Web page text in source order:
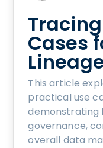
Cases
This article
practical use
demonstrating
governance,
overall data